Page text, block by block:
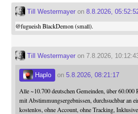
Till Westermayeron 8.8.2026,
@fugueishBlackDemon (small).
Till Westermayeron 7.8.2026,
Haplo on 5.8.2026, 08:21:17
Alle ~10.700 deutschen Gemeinden, über 60.000
mit Abstimmungsergebnissen, durchsuchbar an
kostenlos, ohne Account, ohne Tracking,